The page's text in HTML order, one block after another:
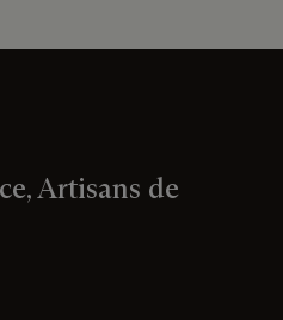
Artisans de